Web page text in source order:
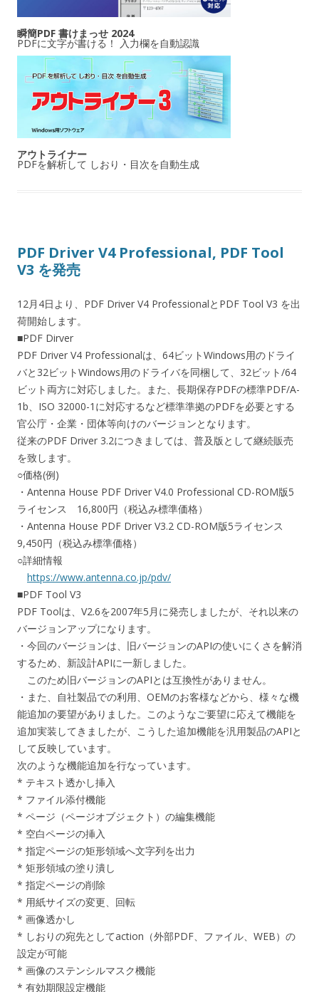
瞬簡PDF 書けまっせ 2024
PDFに文字が書ける！ 入力欄を自動認識
アウトライナー
PDFを解析して しおり・目次を自動生成
PDF Driver V4 Professional, PDF Tool
V3 を発売
12月4日より、PDF Driver V4 ProfessionalとPDF Tool V3 を出
荷開始します。
■PDF Dirver
PDF Driver V4 Professionalは、64ビットWindows用のドライ
バと32ビットWindows用のドライバを同梱して、32ビット/64
ビット両方に対応しました。また、長期保存PDFの標準PDF/A-
1b、ISO 32000-1に対応するなど標準準拠のPDFを必要とする
官公庁・企業・団体等向けのバージョンとなります。
従来のPDF Driver 3.2につきましては、普及版として継続販売
を致します。
○価格(例)
・Antenna House PDF Driver V4.0 Professional CD-ROM版5
ライセンス 16,800円（税込み標準価格）
・Antenna House PDF Driver V3.2 CD-ROM版5ライセンス
9,450円（税込み標準価格）
○詳細情報
https://www.antenna.co.jp/pdv/
■PDF Tool V3
PDF Toolは、V2.6を2007年5月に発売しましたが、それ以来の
バージョンアップになります。
・今回のバージョンは、旧バージョンのAPIの使いにくさを解消
するため、新設計APIに一新しました。
このため旧バージョンのAPIとは互換性がありません。
・また、自社製品での利用、OEMのお客様などから、様々な機
能追加の要望がありました。このようなご要望に応えて機能を
追加実装してきましたが、こうした追加機能を汎用製品のAPIと
して反映しています。
次のような機能追加を行なっています。
* テキスト透かし挿入
* ファイル添付機能
* ページ（ページオブジェクト）の編集機能
* 空白ページの挿入
* 指定ページの矩形領域へ文字列を出力
* 矩形領域の塗り潰し
* 指定ページの削除
* 用紙サイズの変更、回転
* 画像透かし
* しおりの宛先としてaction（外部PDF、ファイル、WEB）の
設定が可能
* 画像のステンシルマスク機能
* 有効期限設定機能